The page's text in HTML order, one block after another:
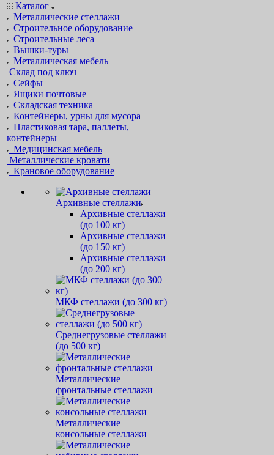
Каталог
Металлические стеллажи
Строительное оборудование
Строительные леса
Вышки-туры
Металлическая мебель
Склад под ключ
Сейфы
Ящики почтовые
Складская техника
Контейнеры, урны для мусора
Пластиковая тара, паллеты,
контейнеры
Медицинская мебель
Металлические кровати
Крановое оборудование
Архивные стеллажи
Архивные стеллажи
(до 100 кг)
Архивные стеллажи
(до 150 кг)
Архивные стеллажи
(до 200 кг)
МКФ стеллажи (до 300 кг)
Среднегрузовые стеллажи
(до 500 кг)
Металлические
фронтальные стеллажи
Металлические
консольные стеллажи